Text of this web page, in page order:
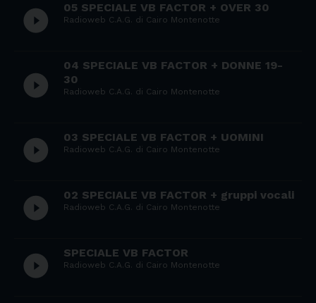
play_circle_filled 05 SPECIALE VB FACTOR + OVER 30
Radioweb C.A.G. di Cairo Montenotte
play_circle_filled
04 SPECIALE VB FACTOR + DONNE 19-
30
Radioweb C.A.G. di Cairo Montenotte
play_circle_filled 03 SPECIALE VB FACTOR + UOMINI
Radioweb C.A.G. di Cairo Montenotte
play_circle_filled 02 SPECIALE VB FACTOR + gruppi vocali
Radioweb C.A.G. di Cairo Montenotte
play_circle_filled SPECIALE VB FACTOR
Radioweb C.A.G. di Cairo Montenotte